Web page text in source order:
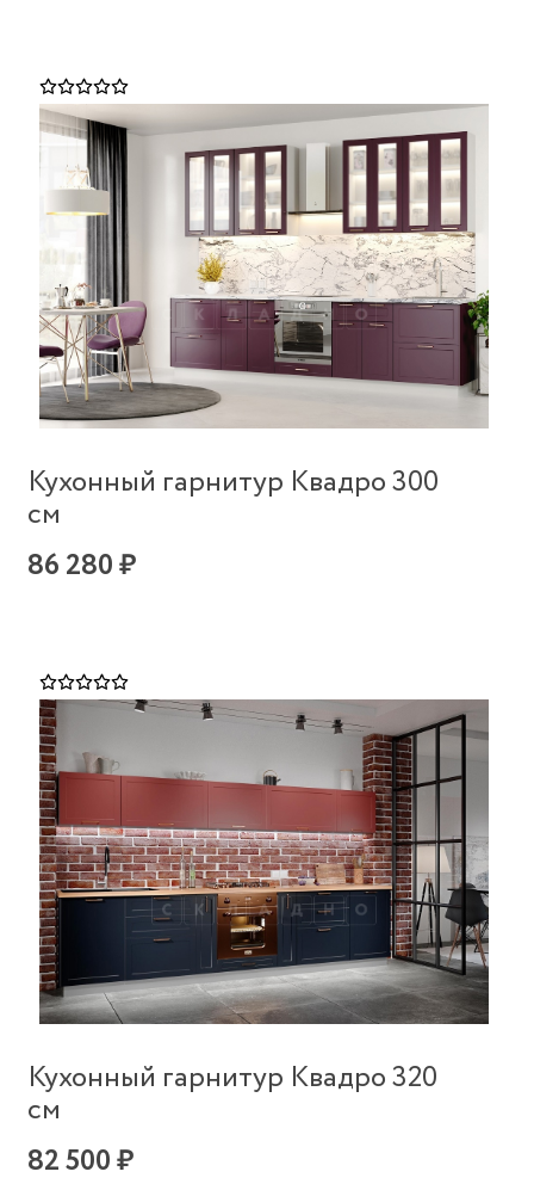
Кухонный гарнитур Квадро 300
см
86 280 ₽
Кухонный гарнитур Квадро 320
см
82 500 ₽